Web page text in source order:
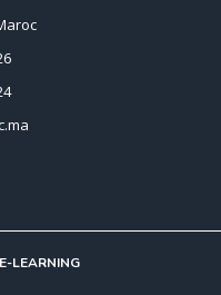
E-LEARNING